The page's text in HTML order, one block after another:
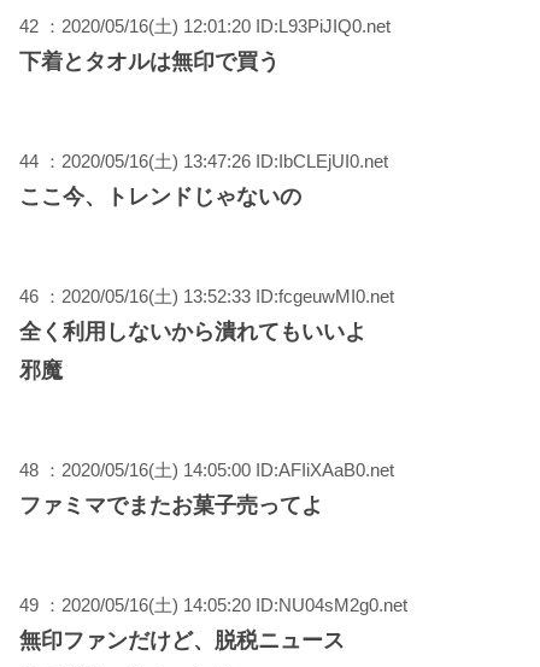
42 ：2020/05/16(土) 12:01:20 ID:L93PiJIQ0.net
下着とタオルは無印で買う
44 ：2020/05/16(土) 13:47:26 ID:IbCLEjUI0.net
ここ今、トレンドじゃないの
46 ：2020/05/16(土) 13:52:33 ID:fcgeuwMI0.net
全く利用しないから潰れてもいいよ
邪魔
48 ：2020/05/16(土) 14:05:00 ID:AFIiXAaB0.net
ファミマでまたお菓子売ってよ
49 ：2020/05/16(土) 14:05:20 ID:NU04sM2g0.net
無印ファンだけど、脱税ニュース